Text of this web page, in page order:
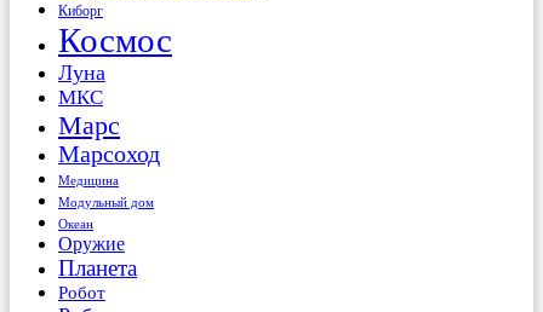
Киборг
Космос
Луна
МКС
Марс
Марсоход
Медицина
Модульный дом
Океан
Оружие
Планета
Робот